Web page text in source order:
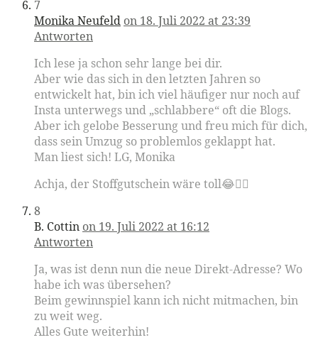
7
Monika Neufeld on 18. Juli 2022 at 23:39
Antworten
Ich lese ja schon sehr lange bei dir.
Aber wie das sich in den letzten Jahren so
entwickelt hat, bin ich viel häufiger nur noch auf
Insta unterwegs und „schlabbere“ oft die Blogs.
Aber ich gelobe Besserung und freu mich für dich,
dass sein Umzug so problemlos geklappt hat.
Man liest sich! LG, Monika
Achja, der Stoffgutschein wäre toll😂👍🏻
8
B. Cottin on 19. Juli 2022 at 16:12
Antworten
Ja, was ist denn nun die neue Direkt-Adresse? Wo
habe ich was übersehen?
Beim gewinnspiel kann ich nicht mitmachen, bin
zu weit weg.
Alles Gute weiterhin!